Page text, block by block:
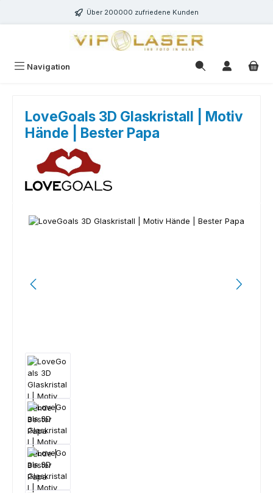
Zum Hauptinhalt springenÜber 200000 zufriedene Kunden
Navigation
LoveGoals 3D Glaskristall | Motiv
Hände | Bester Papa
Bildergalerie überspringen